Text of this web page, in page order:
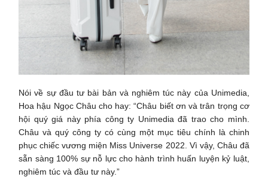
Nói về sự đầu tư bài bản và nghiêm túc này của Unimedia,
Hoa hậu Ngọc Châu cho hay: “Châu biết ơn và trân trọng cơ
hội quý giá này phía công ty Unimedia đã trao cho mình.
Châu và quý công ty có cùng một mục tiêu chính là chinh
phục chiếc vương miện Miss Universe 2022. Vì vậy, Châu đã
sẵn sàng 100% sự nỗ lực cho hành trình huấn luyện kỷ luật,
nghiêm túc và đầu tư này.”